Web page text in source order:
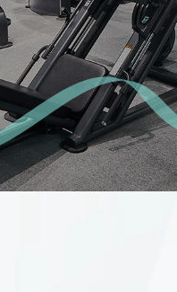
会員様からいただい
お問い合わせ
運営会社について サイ